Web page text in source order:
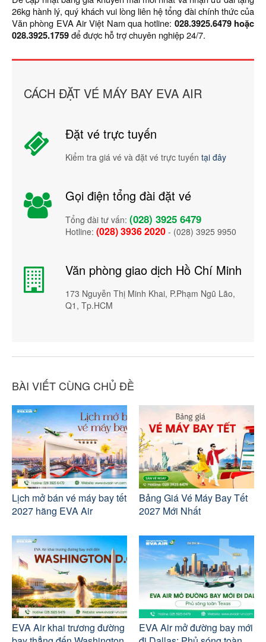
26kg hành lý, quý khách vui lòng liên hệ tổng đài chính thức của
Văn phòng EVA Air Việt Nam qua hotline: 028.3925.6479 hoặc
028.3925.1759để được hỗ trợ chuyên nghiệp 24/7.
CÁCH ĐẶT VÉ MÁY BAY EVA AIR
Đặt vé trực tuyến
Kiểm tra giá vé và đặt vé trực tuyến tại đây
Gọi điện tổng đài đặt vé
Tổng đài tư vấn: (028) 3925 6479
Hotline: (028) 3936 2020 - (028) 3925 9950
Văn phòng giao dịch Hồ Chí Minh
173 Nguyễn Thị Minh Khai, P.Phạm Ngũ Lão,
Q1, Tp.HCM
BÀI VIẾT CÙNG CHỦ ĐỀ
Lịch mở bán vé máy bay tết
2027 hãng EVA Air
Bảng Giá Vé Máy Bay Tết
2027 Mới Nhất
EVA Air khai trương đường
EVA Air mở đường bay mới